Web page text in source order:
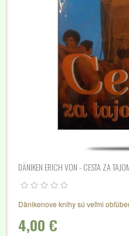
DÄNIKEN ERICH VON - CESTA ZA
Dänikenove knihy sú veľmi
4,00 €